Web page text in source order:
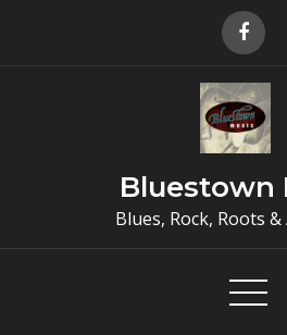
Bluestown
Blues, Rock, Roots